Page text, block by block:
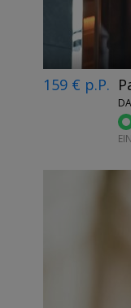
159 € p.P.